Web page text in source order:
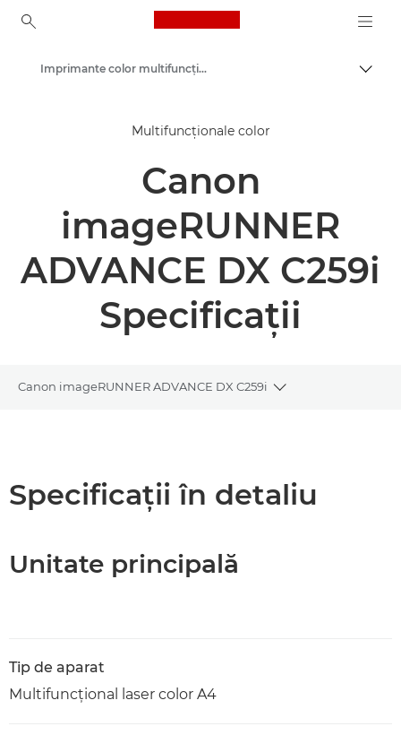
Canon Logo, back to
Produse pentru companii
Imprimante multifuncţionale
Imprimante color multifuncţionale
Multifuncţionale color
Canon
imageRUNNER
ADVANCE DX C259i
Specificaţii
Canon imageRUNNER ADVANCE DX C259i
Toggle
Specificaţii în detaliu
Unitate principală
Tip de aparat
Multifuncţional laser color A4